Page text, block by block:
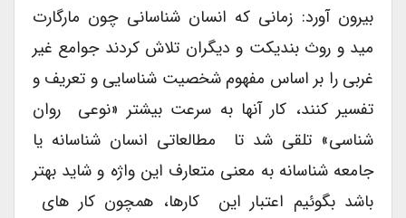
بیرون آورد: زمانی که انسان شناسانی چون مارگارت
مید و روث بندیکت و دیگران تلاش کردند جوامع غیر
غربی را بر اساس مفهوم شخصیت شناسایی و تعریف و
تفسیر کنند، کار آنها به سرعت بیشتر «نوعی روان
شناسی» تلقی شد تا مطالعاتی انسان شناسانه یا
جامعه شناسانه به معنی متعارف این واژه و شاید بهتر
باشد بگوئیم اعتبار این کارها، همچون کار های